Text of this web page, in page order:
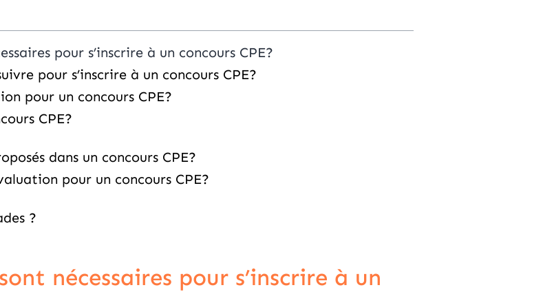
pour s’inscrire à un concours CPE?
pour s’inscrire à un concours CPE?
pour un concours CPE?
CPE?
dans un concours CPE?
pour un concours CPE?
?
nécessaires pour s’inscrire à un